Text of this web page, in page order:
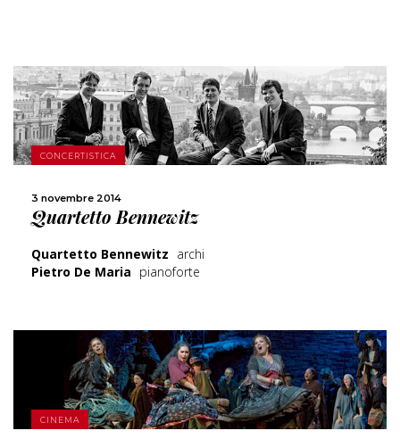
CONCERTISTICA
3 novembre 2014
Quartetto Bennewitz
Quartetto Bennewitz archi
Pietro De Maria pianoforte
SCOPRI DI PIÙ
CINEMA
SCOPRI DI PIÙ